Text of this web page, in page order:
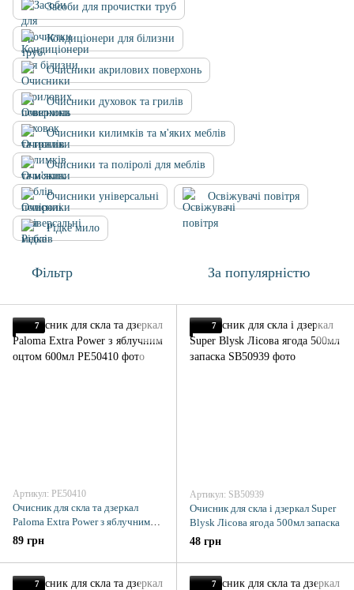
Засоби для прочистки труб
Кондиціонери для білизни
Очисники акрилових поверхонь
Очисники духовок та грилів
Очисники килимків та м'яких меблів
Очисники та поліролі для меблів
Очисники універсальні Освіжувачі повітря
Рідке мило
Фільтр За популярністю
7
Артикул: PE50410
Очисник для скла та дзеркал
Paloma Extra Power з яблучним
оцтом 600мл
89 грн
7
Артикул: SB50939
Очисник для скла і дзеркал Super
Blysk Лісова ягода 500мл запаска
48 грн
7 7